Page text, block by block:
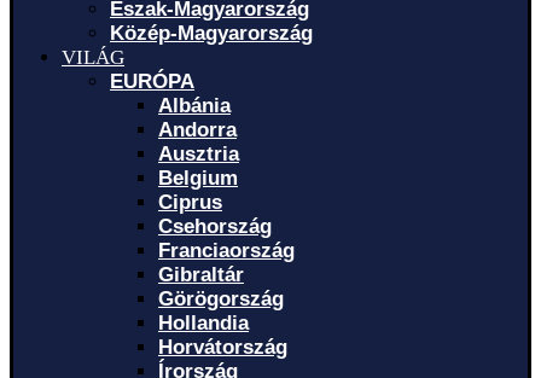
Észak-Magyarország
Közép-Magyarország
VILÁG
EURÓPA
Albánia
Andorra
Ausztria
Belgium
Ciprus
Csehország
Franciaország
Gibraltár
Görögország
Hollandia
Horvátország
Írország